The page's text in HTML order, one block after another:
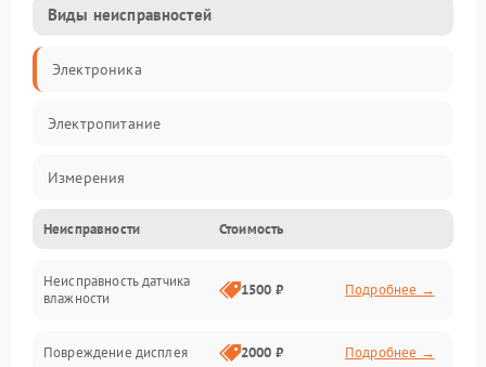
Виды неисправностей
Электроника
Электропитание
Измерения
Механические повреждения
Интерфейсы
Неисправности Стоимость
Неисправность датчика
влажности
1500 ₽ Подробнее →
Повреждение дисплея 2000 ₽ Подробнее →